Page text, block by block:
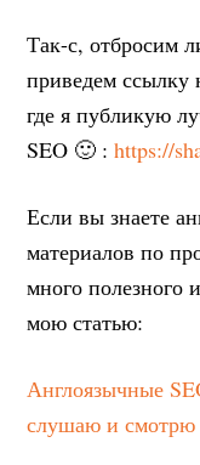
Так-с, отбросим
приведем ссылку
где я публикую
SEO 🙂 :https://
Если вы знаете
материалов по
много полезного
мою статью:
Англоязычные
слушаю и смотрю